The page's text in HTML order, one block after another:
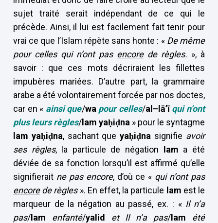
sujet traité serait indépendant de ce qui le
précède. Ainsi, il lui est facilement fait tenir pour
vrai ce que l’Islam répète sans honte : « De même
pour celles qui n’ont pas encorede règles. », à
savoir : que ces mots décriraient les fillettes
impubères mariées. D’autre part, la grammaire
arabe a été volontairement forcée par nos doctes,
car en « ainsi que/wa pour celles/al–lā’īqui n’ont
plus leurs règles/lam yaḥiḍna » pour le syntagme
lam yaḥiḍna, sachant queyaḥiḍna signifie avoir
ses règles, la particule de négation lam a été
déviée de sa fonction lorsqu’il est affirmé qu’elle
signifierait ne pas encore, d’où ce « qui n’ont pas
encorede règles ». En effet, la particule lam est le
marqueur de la négation au passé, ex. : « Il n’a
pas/lam enfanté/yalid et Il n’a pas/ lam été